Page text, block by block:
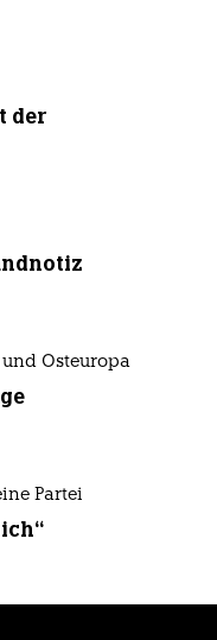
der
Osteuropa
Partei